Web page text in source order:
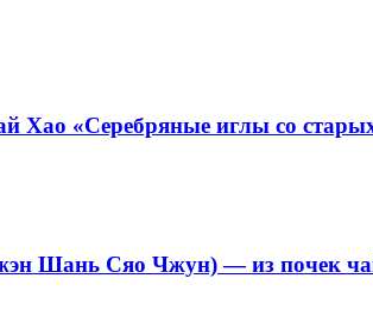
«Серебряные иглы со старых
Шань Сяо Чжун) — из почек